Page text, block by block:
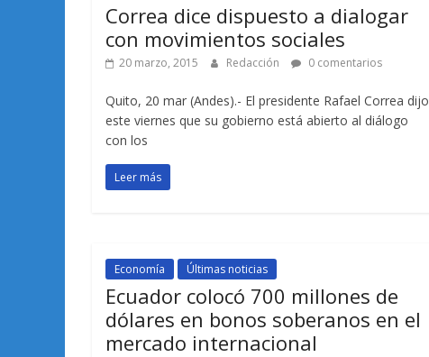
Correa dice dispuesto a dialogar
con movimientos sociales
20 marzo, 2015 Redacción 0 comentarios
Quito, 20 mar (Andes).- El presidente Rafael Correa dijo
este viernes que su gobierno está abierto al diálogo
con los
Leer más
Economía Últimas noticias
Ecuador colocó 700 millones de
dólares en bonos soberanos en el
mercado internacional